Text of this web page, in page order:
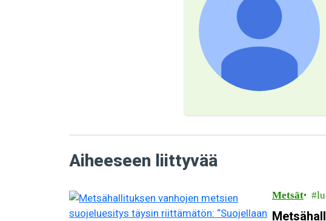
Aiheeseen liittyvää
Metsät